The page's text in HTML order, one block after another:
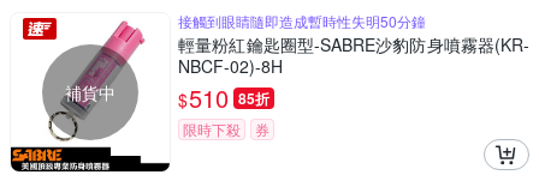
補貨中
接觸到眼睛隨即造成暫時性失明50分鐘
輕量粉紅鑰匙圈型-SABRE沙豹防身噴霧器(KR-
NBCF-02)-8H
$510 85折
限時下殺 券